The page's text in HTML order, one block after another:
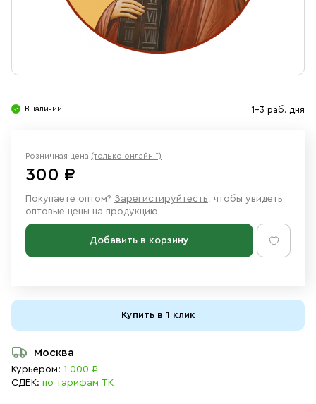
Ювелирные изделия
В наличии 1-3 раб. дня
Розничная цена (только онлайн *)
300 ₽
Покупаете оптом? Зарегистируйтесть, чтобы увидеть
оптовые цены на продукцию
Добавить в корзину
Купить в 1 клик
Москва
Курьером: 1 000 ₽
СДЕК: по тарифам ТК